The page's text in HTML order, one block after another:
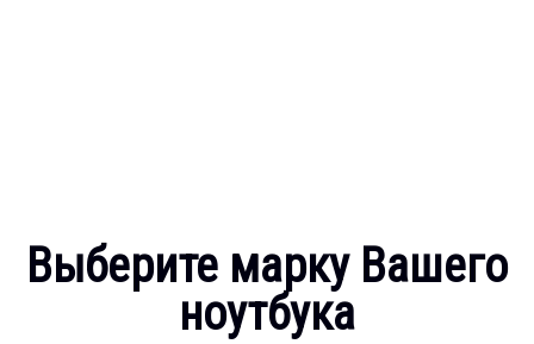
Выберите марку Вашего
ноутбука